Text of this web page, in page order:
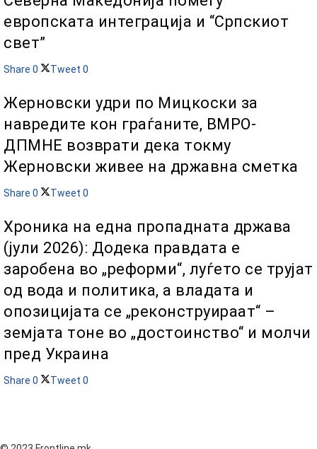
европската интеграција и “Српскиот
свет”
Share 0 Tweet 0
Жерновски удри по Мицкоски за
навредите кон граѓаните, ВМРО-
ДПМНЕ возврати дека токму
Жерновски живее на државна сметка
Share 0 Tweet 0
Хроника на една пропадната држава
(јули 2026): Додека правдата е
заробена во „реформи“, луѓето се трујат
од вода и политика, а владата и
опозицијата се „реконструираат“ –
земјата тоне во „достоинство“ и молчи
пред Украина
Share 0 Tweet 0